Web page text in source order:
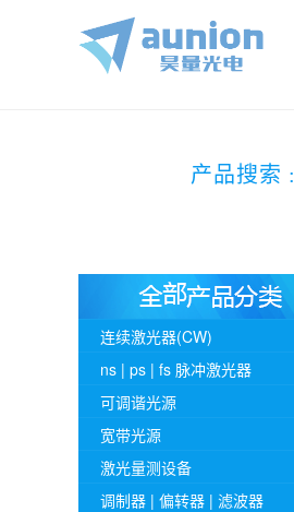
产品搜索 :
连续激光器(CW)
ns | ps | fs 脉冲激光器
可调谐光源
宽带光源
激光量测设备
调制器 | 偏转器 | 滤波器